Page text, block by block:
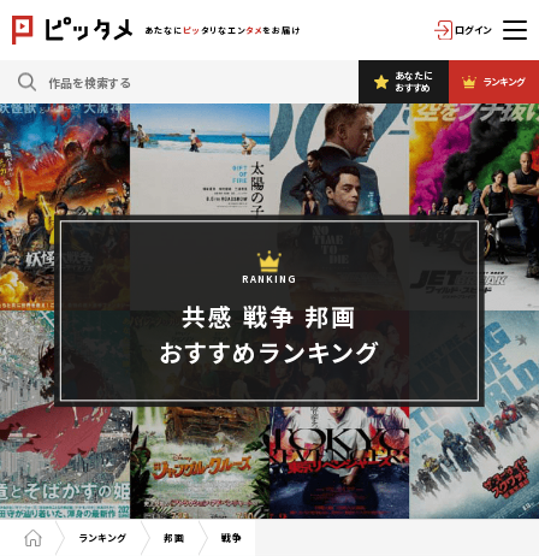
あたなに ピッ タリなエンタメをお届け ログイン
あなたに
おすすめ
ランキング
RANKING
共感 戦争 邦画
おすすめランキング
ランキング 邦画 戦争